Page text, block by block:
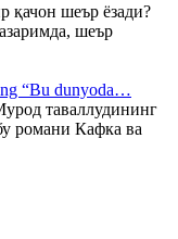
шеър ёзади?
шеър
“Bu dunyoda…
таваллудининг
романи Кафка ва